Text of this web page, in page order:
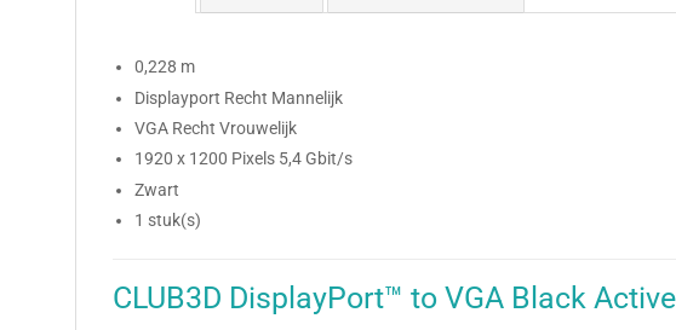
0,228 m
Displayport Recht Mannelijk
VGA Recht Vrouwelijk
1920 x 1200 Pixels 5,4 Gbit/s
Zwart
1 stuk(s)
CLUB3D DisplayPort™ to VGA Black